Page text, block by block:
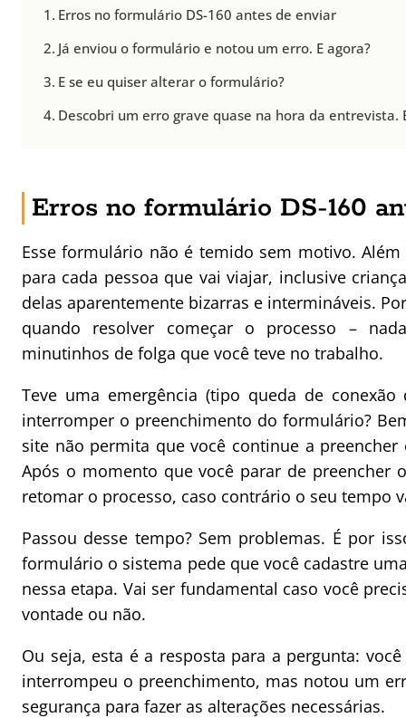
Erros no formulário DS-160 antes de enviar
Já enviou o formulário e notou um erro. E agora?
E se eu quiser alterar o formulário?
Descobri um erro grave quase na hora da entrevista.
Erros no formulário DS-160
Esse formulário não é temido sem motivo.
para cada pessoa que vai viajar, inclusive
delas aparentemente bizarras e intermináveis.
quando resolver começar o processo –
minutinhos de folga que você teve no trabalho.
Teve uma emergência (tipo queda de
interromper o preenchimento do formulário?
site não permita que você continue a preencher
Após o momento que você parar de preencher
retomar o processo, caso contrário o seu tempo
Passou desse tempo? Sem problemas. É por
formulário o sistema pede que você cadastre
nessa etapa. Vai ser fundamental caso você
vontade ou não.
Ou seja, esta é a resposta para a pergunta:
interrompeu o preenchimento, mas notou um
segurança para fazer as alterações necessárias.